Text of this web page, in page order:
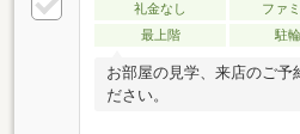
礼金なし ファ
最上階
駐
お部屋の見学、来店のご予
ださい。